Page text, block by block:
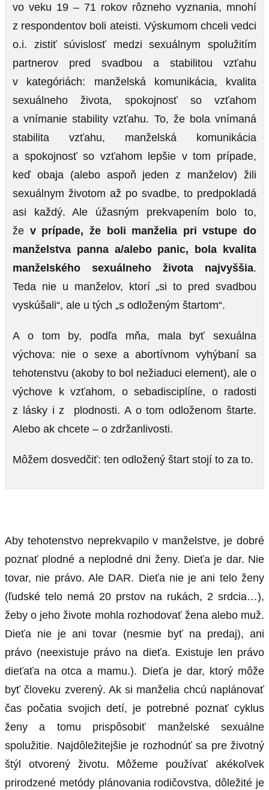
vo veku 19 – 71 rokov rôzneho vyznania, mnohí
z respondentov boli ateisti. Výskumom chceli vedci
o.i. zistiť súvislosť medzi sexuálnym spolužitím
partnerov pred svadbou a stabilitou vzťahu
v kategóriách: manželská komunikácia, kvalita
sexuálneho života, spokojnosť so vzťahom
a vnímanie stability vzťahu. To, že bola vnímaná
stabilita vzťahu, manželská komunikácia
a spokojnosť so vzťahom lepšie v tom prípade,
keď obaja (alebo aspoň jeden z manželov) žili
sexuálnym životom až po svadbe, to predpokladá
asi každý. Ale úžasným prekvapením bolo to,
že v prípade, že boli manželia pri vstupe do
manželstva panna a/alebo panic, bola kvalita
manželského sexuálneho života najvyššia.
Teda nie u manželov, ktorí „si to pred svadbou
vyskúšali“, ale u tých „s odloženým štartom“.
A o tom by, podľa mňa, mala byť sexuálna
výchova: nie o sexe a abortívnom vyhýbaní sa
tehotenstvu (akoby to bol nežiaduci element), ale o
výchove k vzťahom, o sebadisciplíne, o radosti
z lásky i z plodnosti. A o tom odloženom štarte.
Alebo ak chcete – o zdržanlivosti.
Môžem dosvedčiť: ten odložený štart stojí to za to.
Aby tehotenstvo neprekvapilo v manželstve, je dobré
poznať plodné a neplodné dni ženy. Dieťa je dar. Nie
tovar, nie právo. Ale DAR. Dieťa nie je ani telo ženy
(ľudské telo nemá 20 prstov na rukách, 2 srdcia…),
žeby o jeho živote mohla rozhodovať žena alebo muž.
Dieťa nie je ani tovar (nesmie byť na predaj), ani
právo (neexistuje právo na dieťa. Existuje len právo
dieťaťa na otca a mamu.). Dieťa je dar, ktorý môže
byť človeku zverený. Ak si manželia chcú naplánovať
čas počatia svojich detí, je potrebné poznať cyklus
ženy a tomu prispôsobiť manželské sexuálne
spolužitie. Najdôležitejšie je rozhodnúť sa pre životný
štýl otvorený životu. Môžeme používať akékoľvek
prirodzené metódy plánovania rodičovstva, dôležité je